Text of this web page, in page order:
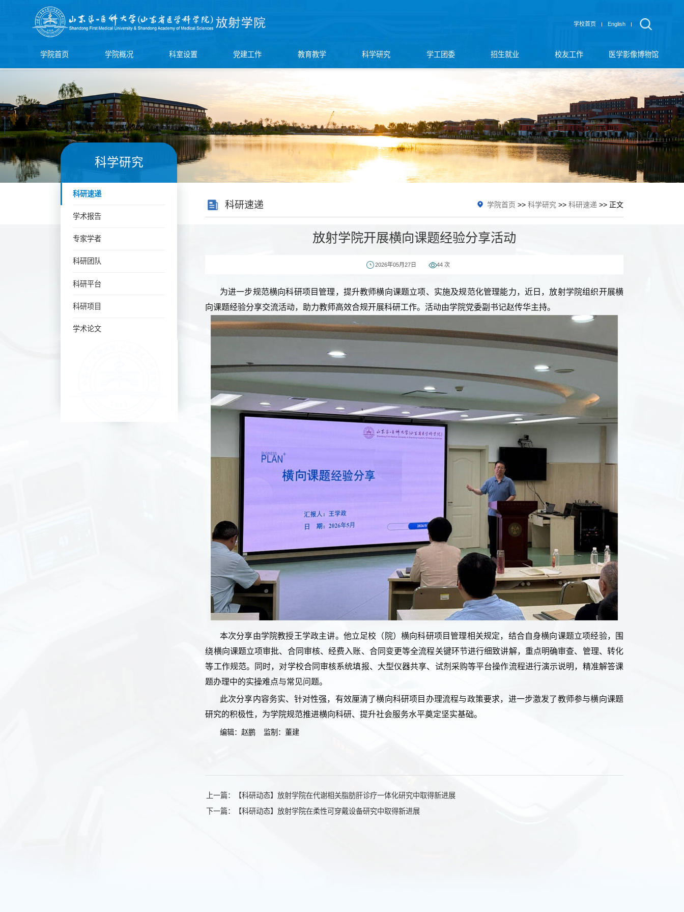
学校首页 English
学院首页 学院概况 科室设置 党建工作 教育教学 科学研究 学工团委 招生就业 校友工作 医学影像博物馆
科学研究
科研速递
学术报告
专家学者
科研团队
科研平台
科研项目
学术论文
科研速递 学院首页 >> 科学研究 >> 科研速递 >> 正文
放射学院开展横向课题经验分享活动
2026年05月27日 44 次
为进一步规范横向科研项目管理，提升教师横向课题立项、实施及规范化管理能力，近日，放射学院组织开展横
向课题经验分享交流活动，助力教师高效合规开展科研工作。活动由学院党委副书记赵传华主持。
本次分享由学院教授王学政主讲。他立足校（院）横向科研项目管理相关规定，结合自身横向课题立项经验，围
绕横向课题立项审批、合同审核、经费入账、合同变更等全流程关键环节进行细致讲解，重点明确审查、管理、转化
等工作规范。同时，对学校合同审核系统填报、大型仪器共享、试剂采购等平台操作流程进行演示说明，精准解答课
题办理中的实操难点与常见问题。
此次分享内容务实、针对性强，有效厘清了横向科研项目办理流程与政策要求，进一步激发了教师参与横向课题
研究的积极性，为学院规范推进横向科研、提升社会服务水平奠定坚实基础。
编辑：赵鹏 监制：董建
上一篇：【科研动态】放射学院在代谢相关脂肪肝诊疗一体化研究中取得新进展
下一篇：【科研动态】放射学院在柔性可穿戴设备研究中取得新进展